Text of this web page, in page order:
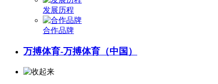
发展历程
合作品牌
万搏体育-万搏体育（中国）